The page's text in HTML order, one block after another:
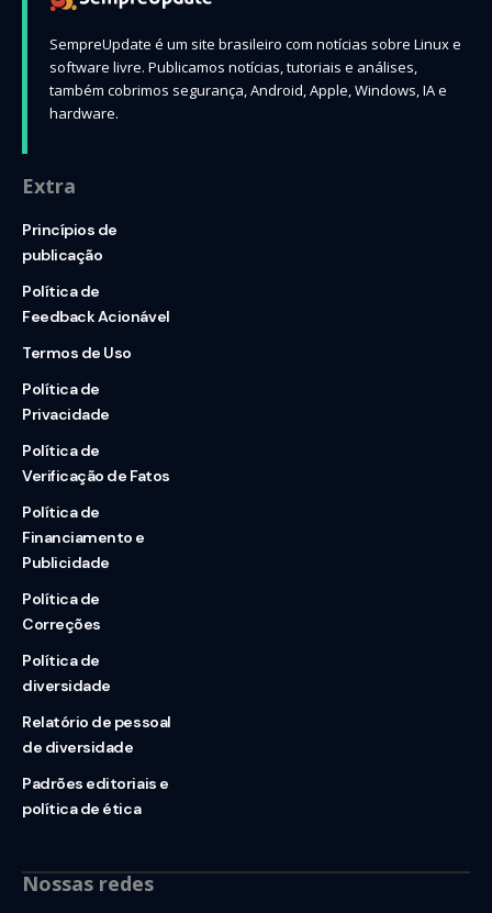
SempreUpdate é um site brasileiro com notícias sobre Linux e
software livre. Publicamos notícias, tutoriais e análises,
também cobrimos segurança, Android, Apple, Windows, IA e
hardware.
Extra
Princípios de
publicação
Política de
Feedback Acionável
Termos de Uso
Política de
Privacidade
Política de
Verificação de Fatos
Política de
Financiamento e
Publicidade
Política de
Correções
Política de
diversidade
Relatório de pessoal
de diversidade
Padrões editoriais e
política de ética
Nossas redes